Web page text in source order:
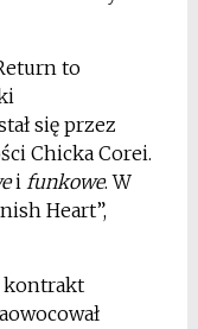
to
się przez
Chicka Corei.
i funkowe. W
Heart”,
kontrakt